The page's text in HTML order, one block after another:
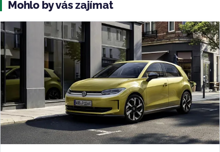
Mohlo by vás zajímat